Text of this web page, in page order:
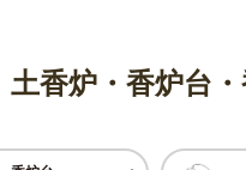
白衣・色服
土香炉・香炉台
土香炉・香炉台